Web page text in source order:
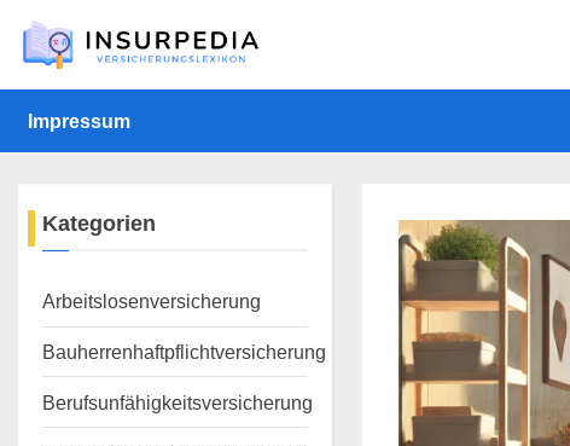
Skip
content
Impressum
Kategorien
Arbeitslosenversicherung
Bauherrenhaftpflichtversicherung
Berufsunfähigkeitsversicherung